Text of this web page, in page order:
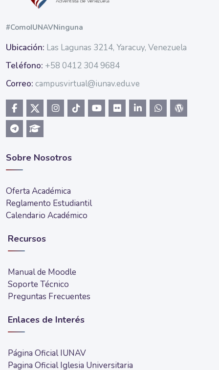
#ComoIUNAVNinguna
Ubicación: Las Lagunas 3214, Yaracuy, Venezuela
Teléfono: +58 0412 304 9684
Correo: campusvirtual@iunav.edu.ve
Sobre Nosotros
Oferta Académica
Reglamento Estudiantil
Calendario Académico
Recursos
Manual de Moodle
Soporte Técnico
Preguntas Frecuentes
Enlaces de Interés
Página Oficial IUNAV
Pagina Oficial Iglesia Universitaria